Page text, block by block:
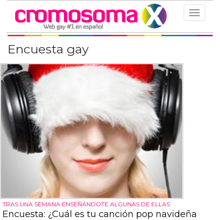
Toggle
Encuesta gay
TRAS UNA SEMANA ENSEÑÁNDOTE ALGUNAS DE ELLAS
Encuesta: ¿Cuál es tu canción pop navideña